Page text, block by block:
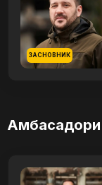
ЗАСНОВНИК
Амбасадори